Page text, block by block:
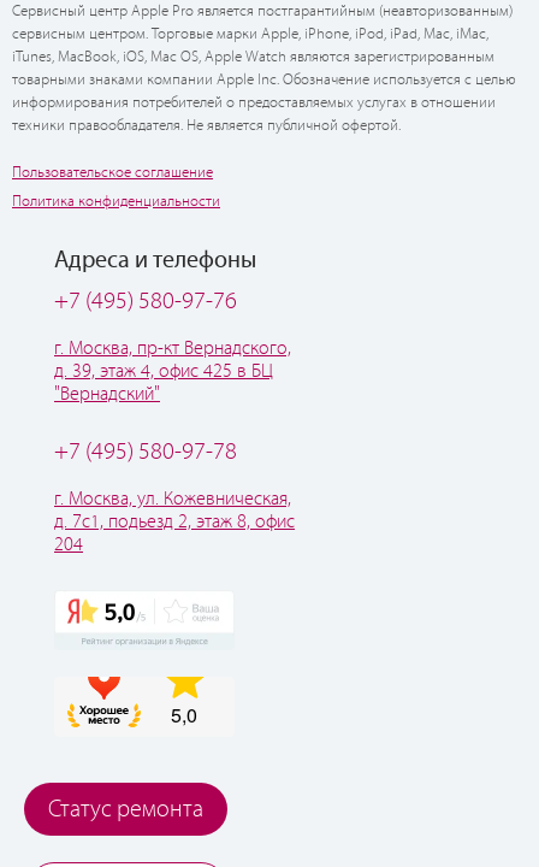
Сервисный центр Apple Pro является постгарантийным (неавторизованным)
сервисным центром. Торговые марки Apple, iPhone, iPod, iPad, Mac, iMac,
iTunes, MacBook, iOS, Mac OS, Apple Watch являются зарегистрированным
товарными знаками компании Apple Inc. Обозначение используется с целью
информирования потребителей о предоставляемых услугах в отношении
техники правообладателя. Не является публичной офертой.
Пользовательское соглашение
Политика конфиденциальности
Адреса и телефоны
+7 (495) 580-97-76
г. Москва, пр-кт Вернадского,
д. 39, этаж 4, офис 425 в БЦ
"Вернадский"
+7 (495) 580-97-78
г. Москва, ул. Кожевническая,
д. 7с1, подьезд 2, этаж 8, офис
204
Статус ремонта